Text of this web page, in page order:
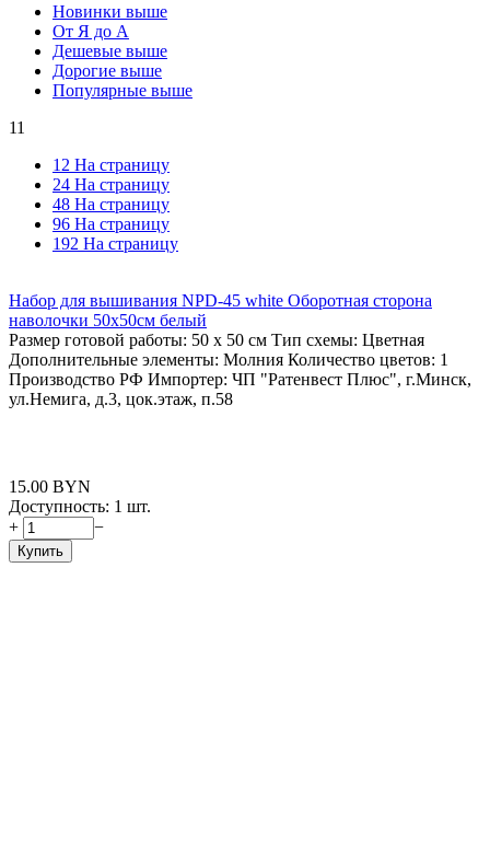
Новинки выше
От Я до А
Дешевые выше
Дорогие выше
Популярные выше
11
12 На страницу
24 На страницу
48 На страницу
96 На страницу
192 На страницу
Набор для вышивания NPD-45 white Оборотная сторона
наволочки 50х50см белый
Размер готовой работы: 50 x 50 см Тип схемы: Цветная
Дополнительные элементы: Молния Количество цветов: 1
Производство РФ Импортер: ЧП "Ратенвест Плюс", г.Минск,
ул.Немига, д.3, цок.этаж, п.58
15.00 BYN
Доступность: 1 шт.
+
−
Купить